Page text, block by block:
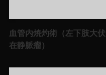
血管内焼灼術（左下肢大伏
在静脈瘤）